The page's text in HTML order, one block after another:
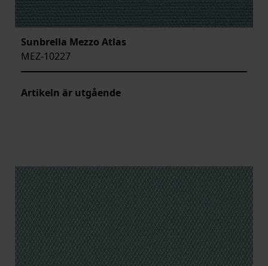
Sunbrella Mezzo Atlas
MEZ-10227
Artikeln är utgående